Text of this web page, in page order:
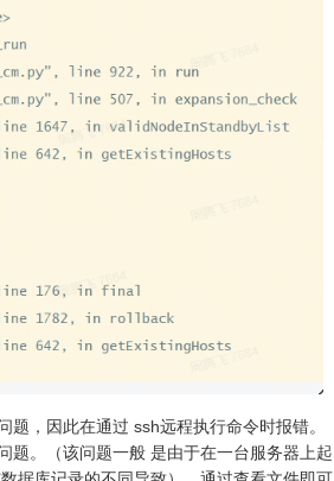
，因此在通过 ssh远程执行命令时报错。
题。（该问题一般 是由于在一台服务器上起